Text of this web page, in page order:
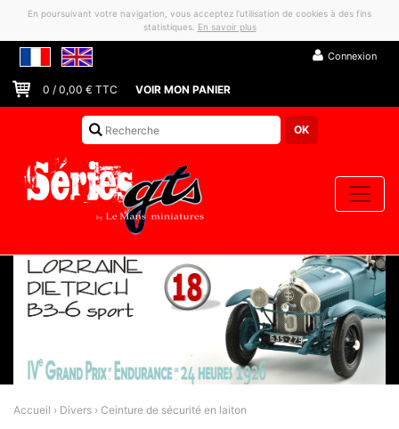
En poursuivant votre navigation, vous acceptez l’utilisation de cookies à des fins
statistiques. En savoir plus
Connexion
0 / 0,00 € TTC VOIR MON PANIER
Accueil › Divers › Ceinture de sécurité en laiton